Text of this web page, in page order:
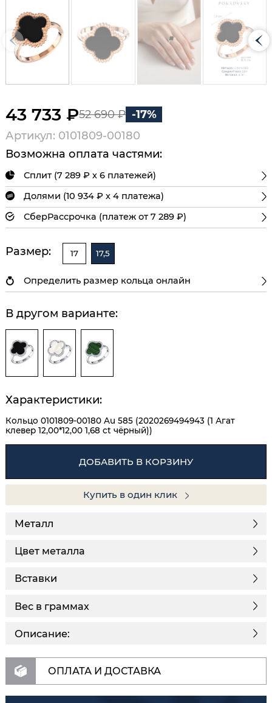
43 733 ₽52 690 ₽ -17%
Артикул: 0101809-00180
Возможна оплата частями:
Сплит (7 289 ₽ х 6 платежей)
Долями (10 934 ₽ х 4 платежа)
СберРассрочка (платеж от 7 289 ₽)
Размер: 17 17,5
Определить размер кольца онлайн
В другом варианте:
Характеристики:
Кольцо 0101809-00180 Au 585 (2020269494943 (1 Агат
клевер 12,00*12,00 1,68 ct чёрный))
ДОБАВИТЬ В КОРЗИНУ
Купить в один клик
Металл
Цвет металла
Вставки
Описание:
Вес в граммах
ОПЛАТА И ДОСТАВКА